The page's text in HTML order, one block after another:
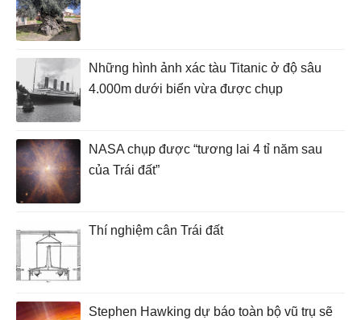
Những hình ảnh xác tàu Titanic ở độ sâu
4.000m dưới biển vừa được chụp
NASA chụp được “tương lai 4 tỉ năm sau
của Trái đất”
Thí nghiệm cân Trái đất
Stephen Hawking dự báo toàn bộ vũ trụ sẽ